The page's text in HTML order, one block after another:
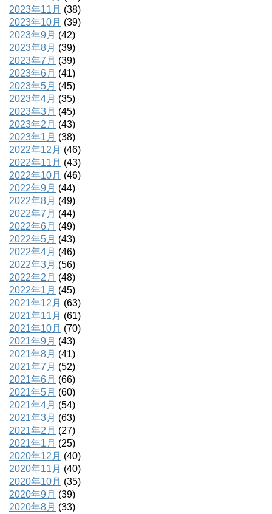
2023年11月 (38)
2023年10月 (39)
2023年9月 (42)
2023年8月 (39)
2023年7月 (39)
2023年6月 (41)
2023年5月 (45)
2023年4月 (35)
2023年3月 (45)
2023年2月 (43)
2023年1月 (38)
2022年12月 (46)
2022年11月 (43)
2022年10月 (46)
2022年9月 (44)
2022年8月 (49)
2022年7月 (44)
2022年6月 (49)
2022年5月 (43)
2022年4月 (46)
2022年3月 (56)
2022年2月 (48)
2022年1月 (45)
2021年12月 (63)
2021年11月 (61)
2021年10月 (70)
2021年9月 (43)
2021年8月 (41)
2021年7月 (52)
2021年6月 (66)
2021年5月 (60)
2021年4月 (54)
2021年3月 (63)
2021年2月 (27)
2021年1月 (25)
2020年12月 (40)
2020年11月 (40)
2020年10月 (35)
2020年9月 (39)
2020年8月 (33)